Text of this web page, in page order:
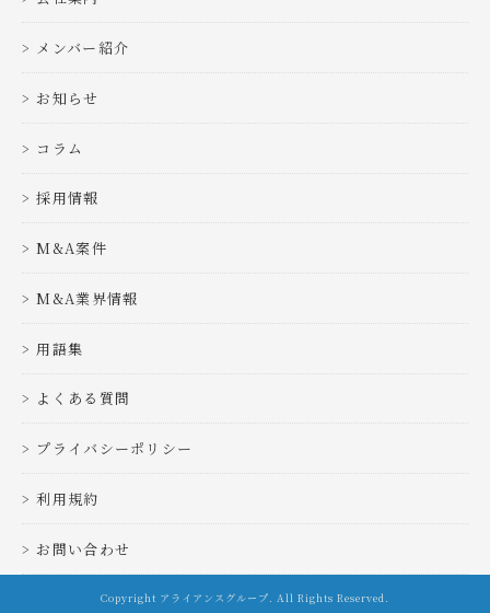
メンバー紹介
お知らせ
コラム
採用情報
M&A案件
M&A業界情報
用語集
よくある質問
プライバシーポリシー
利用規約
お問い合わせ
Copyright アライアンスグループ. All Rights Reserved.